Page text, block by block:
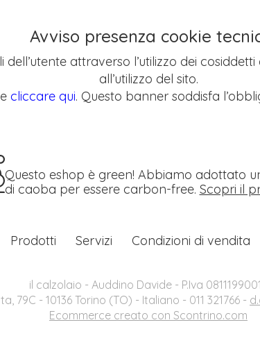
Avviso presenza cookie
attraverso l’utilizzo dei
all’utilizzo del sito.
cliccare qui. Questo banner soddisfa
Questo eshop è green! Abbiamo adottato
di caoba per essere carbon-free. Scopri il
Prodotti Servizi Condizioni di vendita
il calzolaio - Auddino Davide - P.Iva
79C - 10136 Torino (TO) - Italiano - 011 321766 -
Ecommerce creato con Scontrino.com